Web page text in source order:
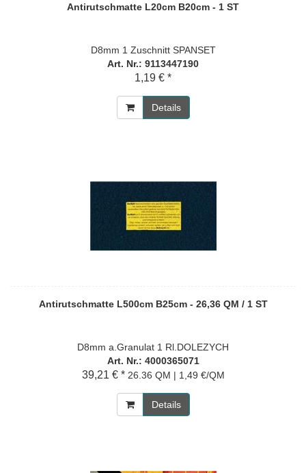
Antirutschmatte L20cm B20cm - 1 ST
D8mm 1 Zuschnitt SPANSET
Art. Nr.: 9113447190
1,19 € *
Details
Antirutschmatte L500cm B25cm - 26,36 QM / 1 ST
D8mm a.Granulat 1 Rl.DOLEZYCH
Art. Nr.: 4000365071
39,21 € * 26.36 QM | 1,49 €/QM
Details